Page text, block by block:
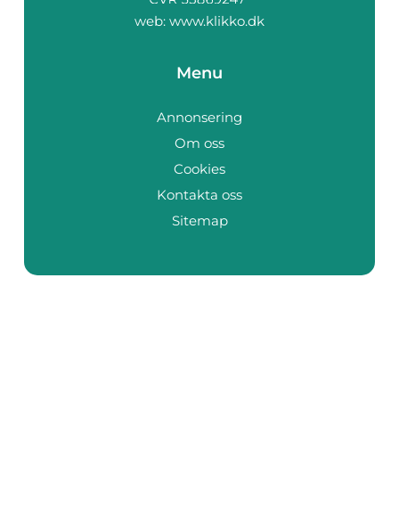
web: www.klikko.dk
Menu
Annonsering
Om oss
Cookies
Kontakta oss
Sitemap